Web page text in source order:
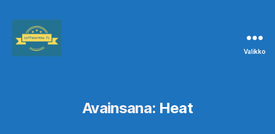
Valikko
Avainsana: Heat